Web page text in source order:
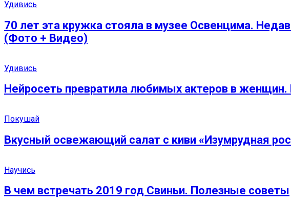
Удивись
70 лет эта кружка стояла в музее Освенцима.
(Фото + Видео)
Удивись
Нейросеть превратила любимых актеров в женщин.
Покушай
Вкусный освежающий салат с киви «Изумрудная
Научись
В чем встречать 2019 год Свиньи. Полезные советы